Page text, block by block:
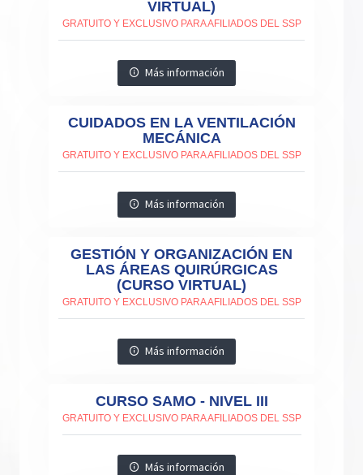
VIRTUAL)
GRATUITO Y EXCLUSIVO PARA AFILIADOS DEL SSP
Más información
CUIDADOS EN LA VENTILACIÓN
MECÁNICA
GRATUITO Y EXCLUSIVO PARA AFILIADOS DEL SSP
Más información
GESTIÓN Y ORGANIZACIÓN EN
LAS ÁREAS QUIRÚRGICAS
(CURSO VIRTUAL)
GRATUITO Y EXCLUSIVO PARA AFILIADOS DEL SSP
Más información
CURSO SAMO - NIVEL III
GRATUITO Y EXCLUSIVO PARA AFILIADOS DEL SSP
Más información